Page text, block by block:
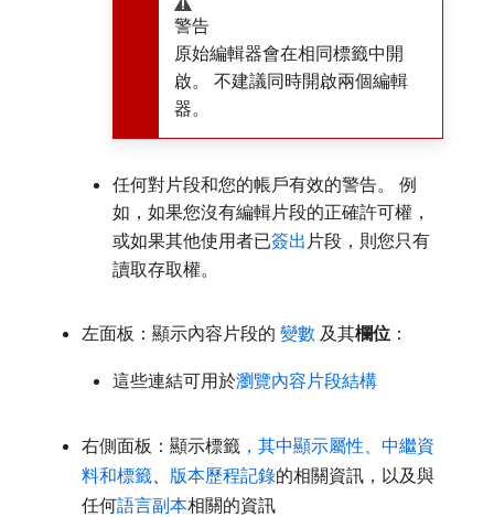
警告
原始編輯器會在相同標籤中開
啟。 不建議同時開啟兩個編輯
器。
任何對片段和您的帳戶有效的警告。 例
如，如果您沒有編輯片段的正確許可權，
或如果其他使用者已簽出 片段，則您只有
讀取存取權。
左面板：顯示內容片段的​ 變數 ​及其​欄位 ：
這些連結可用於瀏覽內容片段結構
右側面板：顯示標籤 ，其中顯示屬性、中繼資
料和標籤、 版本歷程記錄的相關資訊，以及與
任何語言副本相關的資訊